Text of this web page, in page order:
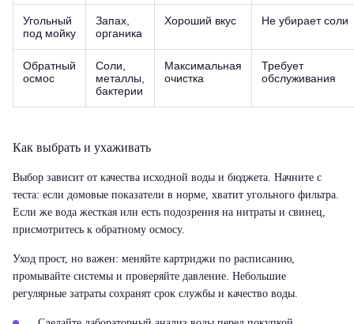
Угольный
под мойку
Запах,
органика
Хороший вкус Не убирает соли
Обратный
осмос
Соли,
металлы,
бактерии
Максимальная
очистка
Требует
обслуживания
Как выбрать и ухаживать
Выбор зависит от качества исходной воды и бюджета. Начните с
теста: если домовые показатели в норме, хватит угольного фильтра.
Если же вода жесткая или есть подозрения на нитраты и свинец,
присмотритесь к обратному осмосу.
Уход прост, но важен: меняйте картриджи по расписанию,
промывайте системы и проверяйте давление. Небольшие
регулярные затраты сохранят срок службы и качество воды.